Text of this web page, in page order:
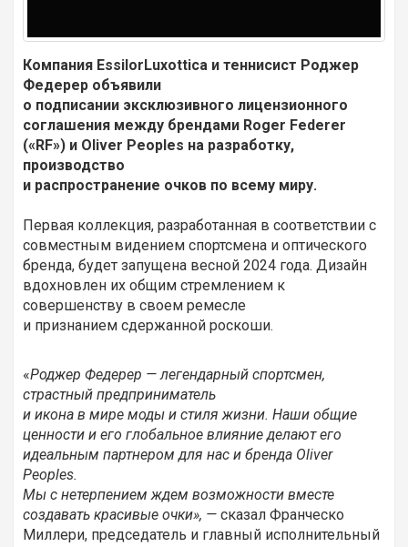
Компания EssilorLuxottica и теннисист Роджер
Федерер объявили
о подписании эксклюзивного лицензионного
соглашения между брендами Roger Federer
(«RF») и Oliver Peoples на разработку,
производство
и распространение очков по всему миру.
Первая коллекция, разработанная в соответствии с
совместным видением спортсмена и оптического
бренда, будет запущена весной 2024 года. Дизайн
вдохновлен их общим стремлением к
совершенству в своем ремесле
и признанием сдержанной роскоши.
«Роджер Федерер — легендарный спортсмен,
страстный предприниматель
и икона в мире моды и стиля жизни. Наши общие
ценности и его глобальное влияние делают его
идеальным партнером для нас и бренда Oliver
Peoples.
Мы с нетерпением ждем возможности вместе
создавать красивые очки», — сказал Франческо
Миллери, председатель и главный исполнительный